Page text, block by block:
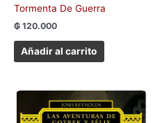
Tormenta De Guerra
₲ 120.000
Añadir al carrito